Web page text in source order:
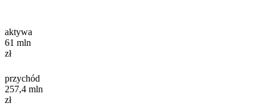
aktywa
61 mln
zł
przychód
257,4 mln
zł